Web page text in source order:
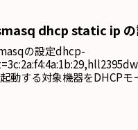
dhcp static ip の
の設定dhcp-
動する対象機器をDHCP